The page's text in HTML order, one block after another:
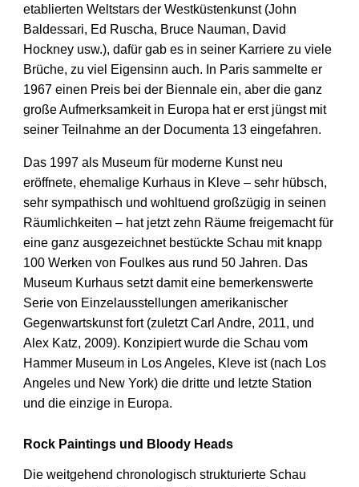
etablierten Weltstars der Westküstenkunst (John
Baldessari, Ed Ruscha, Bruce Nauman, David
Hockney usw.), dafür gab es in seiner Karriere zu viele
Brüche, zu viel Eigensinn auch. In Paris sammelte er
1967 einen Preis bei der Biennale ein, aber die ganz
große Aufmerksamkeit in Europa hat er erst jüngst mit
seiner Teilnahme an der Documenta 13 eingefahren.
Das 1997 als Museum für moderne Kunst neu
eröffnete, ehemalige Kurhaus in Kleve – sehr hübsch,
sehr sympathisch und wohltuend großzügig in seinen
Räumlichkeiten – hat jetzt zehn Räume freigemacht für
eine ganz ausgezeichnet bestückte Schau mit knapp
100 Werken von Foulkes aus rund 50 Jahren. Das
Museum Kurhaus setzt damit eine bemerkenswerte
Serie von Einzelausstellungen amerikanischer
Gegenwartskunst fort (zuletzt Carl Andre, 2011, und
Alex Katz, 2009). Konzipiert wurde die Schau vom
Hammer Museum in Los Angeles, Kleve ist (nach Los
Angeles und New York) die dritte und letzte Station
und die einzige in Europa.
Rock Paintings und Bloody Heads
Die weitgehend chronologisch strukturierte Schau